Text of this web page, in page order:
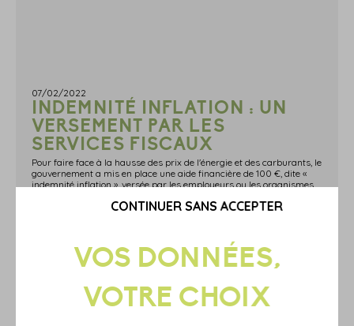
07/02/2022
INDEMNITÉ INFLATION : UN
VERSEMENT PAR LES
SERVICES FISCAUX
Pour faire face à la hausse des prix de l'énergie et des carburants, le
gouvernement a mis en place une aide financière de 100 €, dite «
indemnité inflation », versée par les employeurs ou les organismes
CONTINUER SANS ACCEPTER